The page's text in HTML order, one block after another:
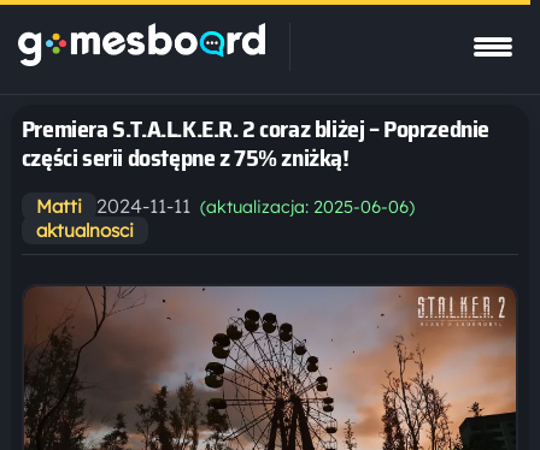
Premiera S.T.A.L.K.E.R. 2 coraz bliżej – Poprzednie
części serii dostępne z 75% zniżką!
Matti 2024-11-11 (aktualizacja: 2025-06-06)
aktualnosci